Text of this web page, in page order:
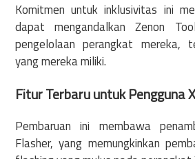
Komitmen untuk inklusivitas ini
dapat mengandalkan Zenon
pengelolaan perangkat mereka,
yang mereka miliki.
Fitur Terbaru untuk Pengguna
Pembaruan ini membawa
Flasher, yang memungkinkan